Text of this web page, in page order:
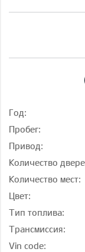
Год:
Пробег:
Привод:
Количество
Количество мест:
Цвет:
Тип топлива:
Трансмиссия:
Vin code: